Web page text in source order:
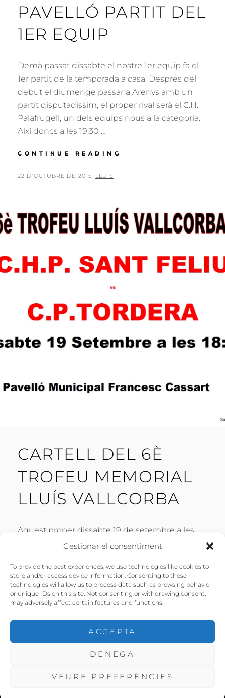
Gestionar el consentiment
To provide the best experiences, we use technologies like cookies to
store and/or access device information. Consenting to these
technologies will allow us to process data such as browsing behavior
or unique IDs on this site. Not consenting or withdrawing consent,
may adversely affect certain features and functions.
ACCEPTA
DENEGA
VEURE PREFERÈNCIES
PAVELLÓ PARTIT DEL
1ER EQUIP
Demà passat dissabte el nostre 1er equip fa el
1er partit de la temporada a casa. Després del
debut el diumenge passar a Arenys amb un
partit disputadissim, el proper rival serà el C.H.
Palafrugell, un dels equips nous a la categoria.
Així doncs a les 19:30 …
CONTINUE READING
1ER
EQUIP
POSTED
22 D'OCTUBRE DE 2015 BY
LLUÍS
CARTELL DEL 6È
TROFEU MEMORIAL
LLUÍS VALLCORBA
Aquest proper dissabte 19 de setembre a les
18:00h al Pavelló Francesc Cassart i Roca de
Primer Equip del Sant Feliu i el C.P. Tordera.
Bona Festa Major, Us Hi Esperem!
POSTED
ON
16 DE SETEMBRE DE 2015 BY
LLUÍS